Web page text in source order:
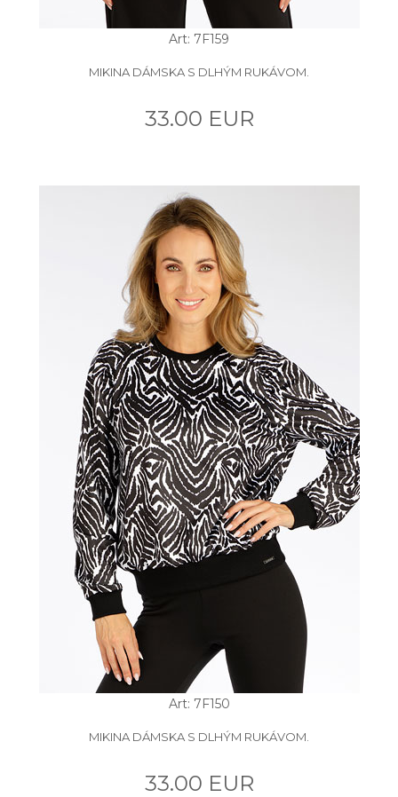
Art: 7F159
MIKINA DÁMSKA S DLHÝM RUKÁVOM.
33.00 EUR
Art: 7F150
MIKINA DÁMSKA S DLHÝM RUKÁVOM.
33.00 EUR